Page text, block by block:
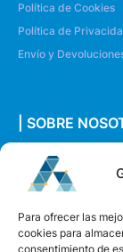
Para ofrecer las
cookies para
consentimiento de
Política de Cookies
Política de
Envío y
| SOBRE
Quiénes somos
Envíanos un mensaje